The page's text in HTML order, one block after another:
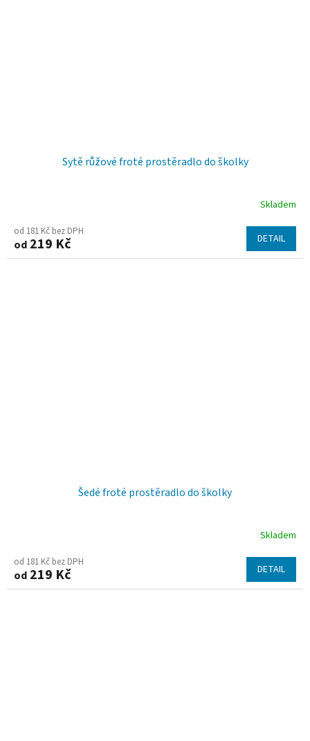
Sytě růžové froté prostěradlo do školky
Skladem
od 181 Kč bez DPH
od 219 Kč DETAIL
Šedé froté prostěradlo do školky
hodnocení
produktu
Skladem
od 181 Kč bez DPH
od 219 Kč DETAIL